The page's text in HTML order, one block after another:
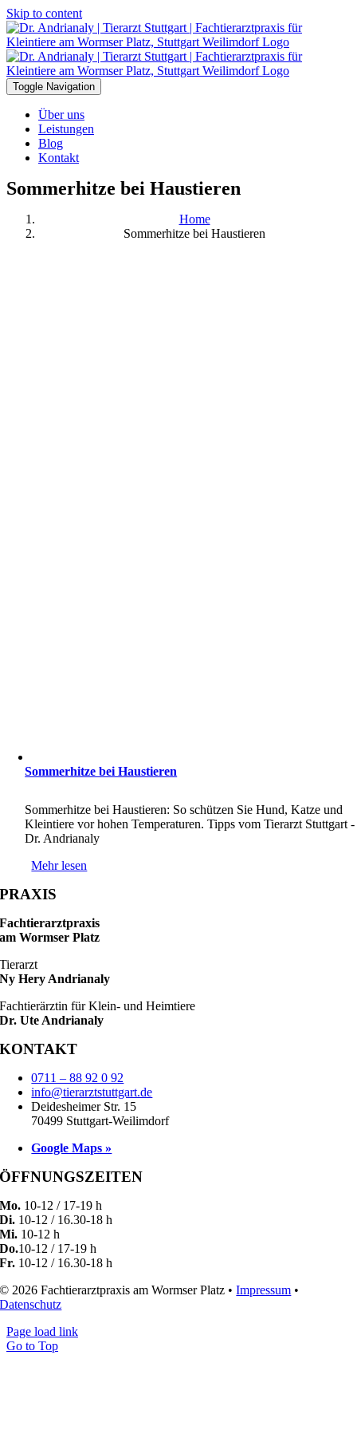
Skip to content
Toggle Navigation
Über uns
Leistungen
Blog
Kontakt
Sommerhitze bei Haustieren
Home
Sommerhitze bei Haustieren
Sommerhitze bei Haustieren
Sommerhitze bei Haustieren: So schützen Sie Hund, Katze und
Kleintiere vor hohen Temperaturen. Tipps vom Tierarzt Stuttgart -
Dr. Andrianaly
Mehr lesen
PRAXIS
Fachtierarztpraxis
am Wormser Platz
Tierarzt
Ny Hery Andrianaly
Fachtierärztin für Klein- und Heimtiere
Dr. Ute Andrianaly
KONTAKT
0711 – 88 92 0 92
info@tierarztstuttgart.de
Deidesheimer Str. 15
70499 Stuttgart-Weilimdorf
Google Maps »
ÖFFNUNGSZEITEN
Mo. 10-12 / 17-19 h
Di. 10-12 / 16.30-18 h
Mi. 10-12 h
Do.10-12 / 17-19 h
Fr. 10-12 / 16.30-18 h
© 2026 Fachtierarztpraxis am Wormser Platz •Impressum •
Datenschutz
Page load link
Go to Top